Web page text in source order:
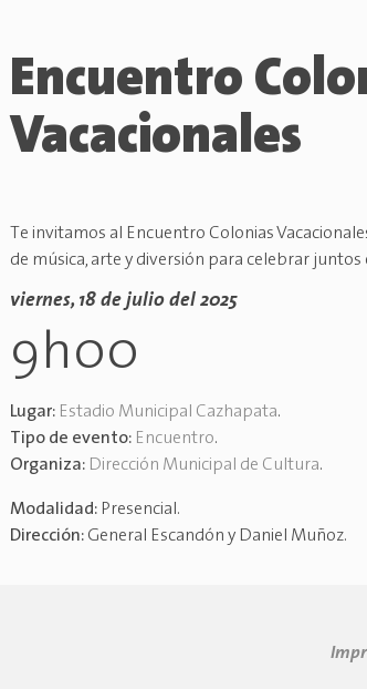
Encuentro
Vacacionales
Te invitamos al Encuentro Colonias
de música, arte y diversión para celebrar
viernes, 18 de julio del 2025
9h00
Lugar: Estadio Municipal Cazhapata.
Tipo de evento: Encuentro.
Organiza: Dirección Municipal de Cultura.
Modalidad: Presencial.
Dirección: General Escandón y Daniel Muñoz.